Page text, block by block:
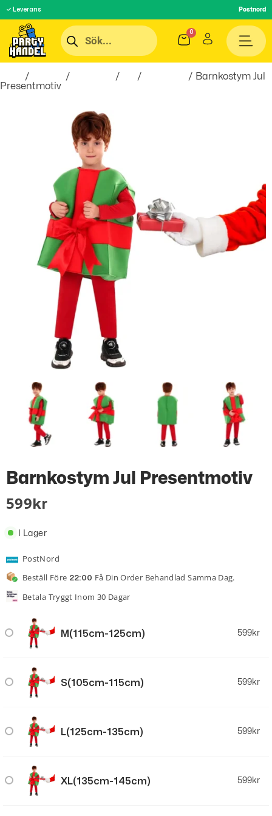
✓ Leverans Postnord
/ / / /
/ Barnkostym Jul
Presentmotiv
Barnkostym Jul Presentmotiv
599 Kr
I Lager
PostNord
Beställ Före 22:00 Få Din Order Behandlad Samma Dag.
Betala Tryggt Inom 30 Dagar
M(115cm-125cm) 599kr
S(105cm-115cm) 599kr
L(125cm-135cm) 599kr
XL(135cm-145cm) 599kr